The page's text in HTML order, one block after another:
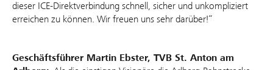
dieser ICE-Direktverbindung schnell, sicher und unkompliziert
erreichen zu können. Wir freuen uns sehr darüber!“
Geschäftsführer Martin Ebster, TVB St. Anton am